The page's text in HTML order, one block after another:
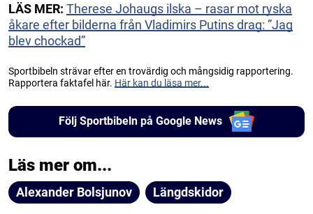
LÄS MER: Therese Johaugs ilska – rasar mot ryska
åkare efter bilderna från Vladimirs Putins drag: ”Jag
blev chockad”
Sportbibeln strävar efter en trovärdig och mångsidig rapportering.
Rapportera faktafel här. Här kan du läsa mer...
Följ Sportbibeln på Google News
Läs mer om...
Alexander Bolsjunov Längdskidor